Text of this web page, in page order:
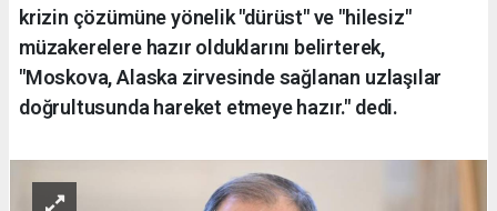
krizin çözümüne yönelik "dürüst" ve "hilesiz"
müzakerelere hazır olduklarını belirterek,
"Moskova, Alaska zirvesinde sağlanan uzlaşılar
doğrultusunda hareket etmeye hazır." dedi.